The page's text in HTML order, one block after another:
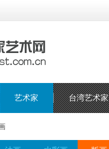
艺术家 台湾艺术家